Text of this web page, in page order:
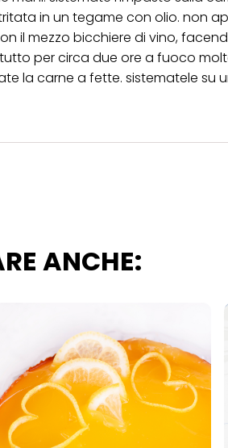
in un tegame con olio. non
il mezzo bicchiere di vino,
per circa due ore a fuoco
la carne a fette. sistematele su
ANCHE:
"Modifica" potrai trovare maggiori
degli scopi sopra menzionati. Cliccando su
per tutte le finalità sopra indicate. Se fai